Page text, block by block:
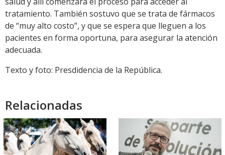
tratamiento. También sostuvo que se trata de fármacos
de “muy alto costo”, y que se espera que lleguen a los
pacientes en forma oportuna, para asegurar la atención
adecuada.
Texto y foto: Presdidencia de la República.
Relacionadas